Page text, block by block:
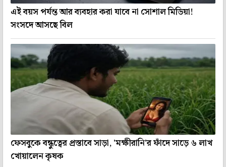
এই বয়স পর্যন্ত আর ব্যবহার করা যাবে না সোশাল মিডিয়া!
সংসদে আসছে বিল
ফেসবুকে বন্ধুত্বের প্রস্তাবে সাড়া, 'মক্ষীরানি'র ফাঁদে সাড়ে ৬ লাখ
খোয়ালেন কৃষক